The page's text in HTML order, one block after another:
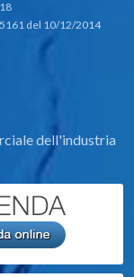
del 10/12/2014
dell'industria